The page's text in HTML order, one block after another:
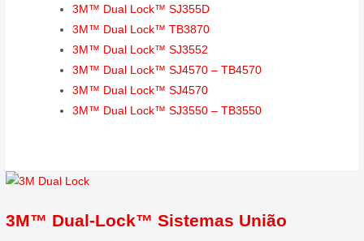
3M™ Dual Lock™ SJ355D
3M™ Dual Lock™ TB3870
3M™ Dual Lock™ SJ3552
3M™ Dual Lock™ SJ4570 – TB4570
3M™ Dual Lock™ SJ4570
3M™ Dual Lock™ SJ3550 – TB3550
3M™ Dual-Lock™ Sistemas União